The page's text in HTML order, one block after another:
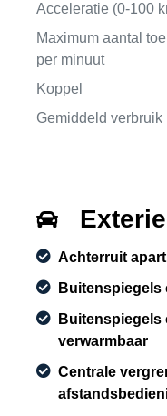
Acceleratie (0-100
Maximum aantal
per minuut
Koppel
Gemiddeld verbruik
Achterruit
Buitenspiegels
Buitenspiegels
verwarmbaar
Centrale